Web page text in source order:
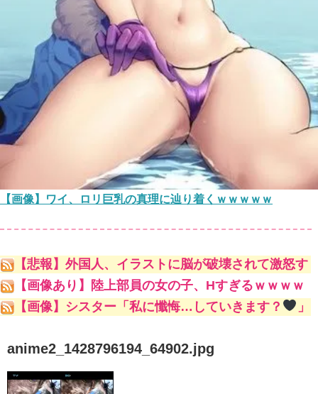
【画像】ワイ、ロリ巨乳の真理に辿り着くｗｗｗｗｗ
【悲報】外国人、イラストに脳が破壊されて激怒す
るｗｗｗｗｗ
【画像あり】陸上部員の女の子、Hすぎるｗｗｗｗ
ｗ【画像】シスター「私に懺悔…していきます？ 」
anime2_1428796194_64902.jpg